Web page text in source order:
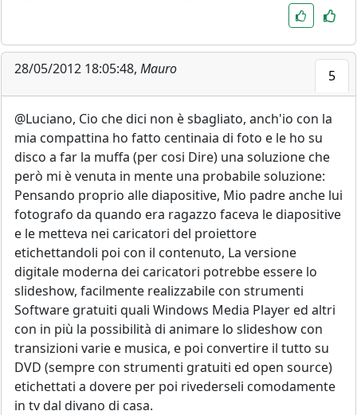
28/05/2012 18:05:48, Mauro 5
@Luciano, Cio che dici non è sbagliato, anch'io con la
mia compattina ho fatto centinaia di foto e le ho su
disco a far la muffa (per cosi Dire) una soluzione che
però mi è venuta in mente una probabile soluzione:
Pensando proprio alle diapositive, Mio padre anche lui
fotografo da quando era ragazzo faceva le diapositive
e le metteva nei caricatori del proiettore
etichettandoli poi con il contenuto, La versione
digitale moderna dei caricatori potrebbe essere lo
slideshow, facilmente realizzabile con strumenti
Software gratuiti quali Windows Media Player ed altri
con in più la possibilità di animare lo slideshow con
transizioni varie e musica, e poi convertire il tutto su
DVD (sempre con strumenti gratuiti ed open source)
etichettati a dovere per poi rivederseli comodamente
in tv dal divano di casa.